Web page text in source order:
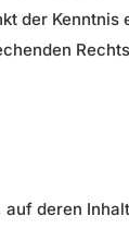
der Kenntnis
deren